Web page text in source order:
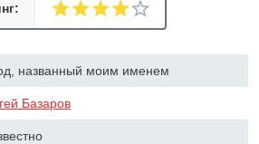
названный моим именем
Базаров